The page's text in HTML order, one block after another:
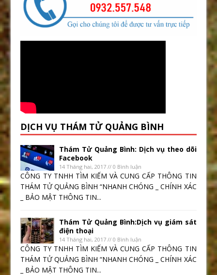
DỊCH VỤ THÁM TỬ QUẢNG BÌNH
Thám Tử Quảng Bình: Dịch vụ theo dõi
Facebook
14 Tháng hai, 2017 // 0 Bình luận
CÔNG TY TNHH TÌM KIẾM VÀ CUNG CẤP THÔNG TIN
THÁM TỬ QUẢNG BÌNH “NHANH CHÓNG _ CHÍNH XÁC
_ BẢO MẬT THÔNG TIN...
Thám Tử Quảng Bình:Dịch vụ giám sát
điện thoại
14 Tháng hai, 2017 // 0 Bình luận
CÔNG TY TNHH TÌM KIẾM VÀ CUNG CẤP THÔNG TIN
THÁM TỬ QUẢNG BÌNH “NHANH CHÓNG _ CHÍNH XÁC
_ BẢO MẬT THÔNG TIN...